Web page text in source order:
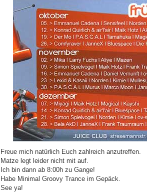
Freue mich natürlich Euch zahlreich anzutreffen.
Matze legt leider nicht mit auf.
Ich bin dann ab 8:00h zu Gange!
Habe Minimal Groovy Trance im Gepäck.
See ya!